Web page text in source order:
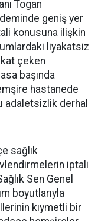
Togan
geniş yer
konusuna ilişkin
liyakatsiz
çeken
başında
hastanede
adaletsizlik derhal
sağlık
iptali
Sen Genel
boyutlarıyla
kıymetli bir